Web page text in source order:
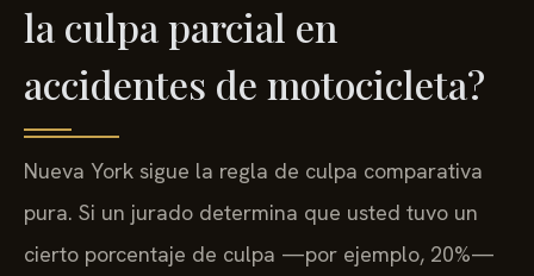
la culpa parcial en
accidentes de motocicleta?
Nueva York sigue la regla de culpa comparativa
pura. Si un jurado determina que usted tuvo un
cierto porcentaje de culpa —por ejemplo, 20%—